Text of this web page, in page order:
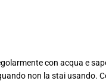
con acqua e
non la stai usando.